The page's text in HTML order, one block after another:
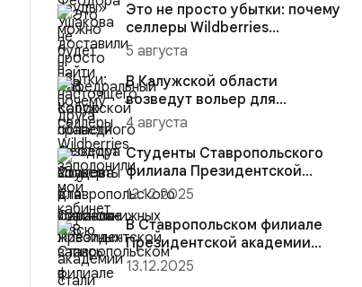
Это не просто убытки: почему
селлеры Wildberries
заполонили мой кабинет и
5 августа
В Калужской области
возведут вольер для
краснокнижных животных
4 августа
Студенты Ставропольского
филиала Президентской
академии стали волонтёрами
13.12.2025
В Ставропольском филиале
Президентской академии
участники региональной
13.12.2025